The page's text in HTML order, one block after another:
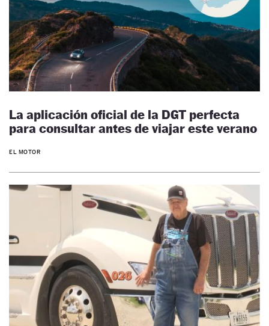
La aplicación oficial de la DGT perfecta
para consultar antes de viajar este verano
EL MOTOR